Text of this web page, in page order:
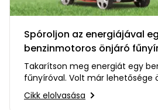
Spóroljon az energiájával
benzinmotoros önjáró
Takarítson meg energiát egy
fűnyíróval. Volt már lehetősége
fűnyíróval lenyírni füvet,…
Cikk elolvasása